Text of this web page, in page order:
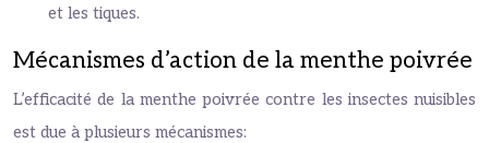
et les tiques.
Mécanismes d’action de la menthe poivrée
L’efficacité de la menthe poivrée contre les insectes nuisibles
est due à plusieurs mécanismes: